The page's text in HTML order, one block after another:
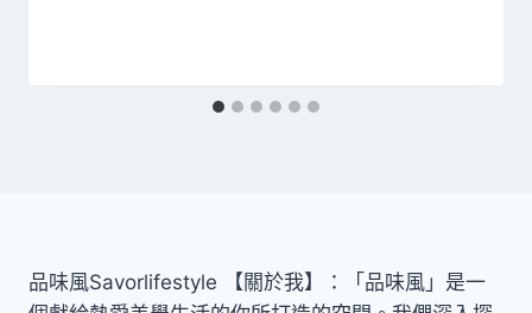
品味風Savorlifestyle 【關於我】：「品味風」是一